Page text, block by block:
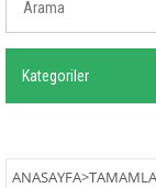
Kategoriler
ANASAYFA>